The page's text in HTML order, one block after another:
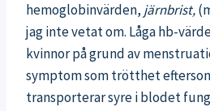
hemoglobinvärden, järnbrist,
jag inte vetat om. Låga hb-
kvinnor på grund av
symptom som trötthet
transporterar syre i blodet